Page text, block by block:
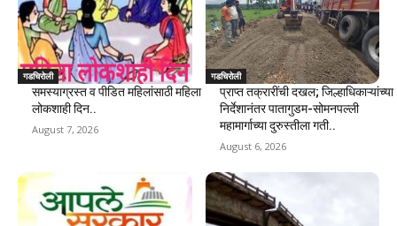
गडचिरोली
समस्याग्रस्त व पीडित महिलांसाठी महिला
लोकशाही दिन..
August 7, 2026
गडचिरोली
प्राप्त तक्रारींची दखल; जिल्हाधिकाऱ्यांच्या
निर्देशानंतर पातागुडम-सोमनपल्ली
महामार्गाच्या दुरुस्तीला गती..
August 6, 2026